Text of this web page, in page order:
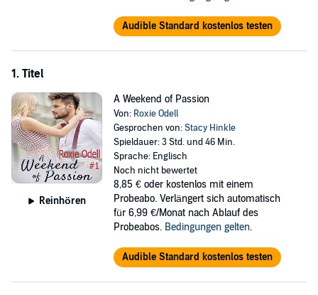
Will their smoking-hot chemistry override past mistakes, or will one
more lie finish them for good?
Tony Petrides, Grace Delacourt is content sharing her Dupont Circle
condo with her good friend Rachel Bilton who she knows from her
modeling days. Grace is focused on work. She's working as the
event director for one of the hottest charity events of the season,
when who should appear but the globe-trotting Tony, looking
devastatingly handsome as always.
Beneath their breakup-bruised egos smolder the sparks of passion.
One look at each other, and Grace and Tony are more smokin' than
ever. They engage in nearly nonstop unbridled passion that makes
them wonder why they ever were apart in the first place.
©2017 W May (P)2017 W May
Audible Standard kostenlos testen
1. Titel
Reinhören
A Weekend of Passion
Von: Roxie Odell
Gesprochen von:Stacy Hinkle
Spieldauer: 3 Std. und 46 Min.
Sprache: Englisch
Noch nicht bewertet
8,85 € oder kostenlos mit einem
Probeabo. Verlängert sich automatisch
für 6,99 €/Monat nach Ablauf des
Probeabos. Bedingungen gelten.
Audible Standard kostenlos testen